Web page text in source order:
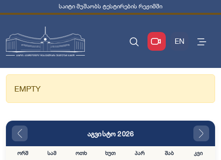
საიტი მუშაობს ტესტირების რეჟიმში
EN
EMPTY
აგვისტო 2026
ორშ სამ ოთხ ხუთ პარ შაბ კვი